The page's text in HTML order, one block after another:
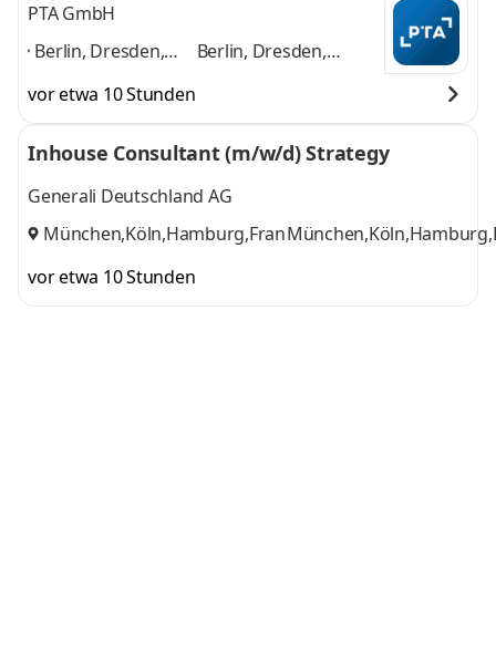
PTA GmbH
Berlin, Dresden,
Frankfurt,
Hamburg,
Karlsruhe, Kassel,
Köln, Mannheim,
München, u.a.,
Berlin, Dresden,
Kassel, Köln,
Mannheim, München,
u.a.und 8 weitere
vor etwa 10 Stunden
Inhouse Consultant (m/w/d) Strategy
Generali Deutschland AG
München,Köln,Hamburg,Frankfurt,
vor etwa 10 Stunden